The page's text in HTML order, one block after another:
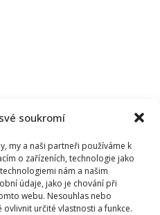
soukromí
my a naši partneři používáme k
o zařízeních, technologie jako
nám a našim
údaje, jako je chování při
webu. Nesouhlas nebo
určité vlastnosti a funkce.